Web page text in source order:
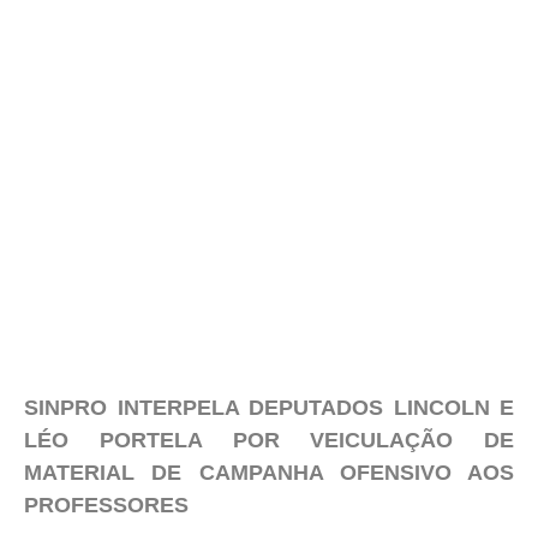
SINPRO INTERPELA DEPUTADOS LINCOLN E
LÉO PORTELA POR VEICULAÇÃO DE
MATERIAL DE CAMPANHA OFENSIVO AOS
PROFESSORES